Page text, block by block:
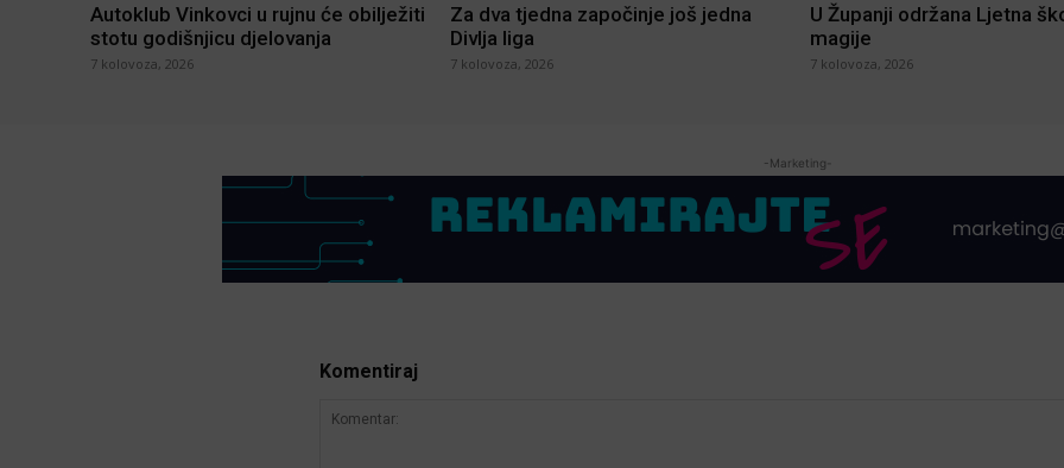
Autoklub Vinkovci u rujnu će obilježiti
stotu godišnjicu djelovanja
7 kolovoza, 2026
Za dva tjedna započinje još jedna
Divlja liga
7 kolovoza, 2026
U Županji održana Ljetna
magije
7 kolovoza, 2026
-Marketing-
Komentiraj